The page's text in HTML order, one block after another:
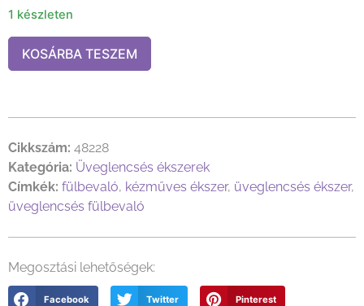
1 készleten
KOSÁRBA TESZEM
Cikkszám: 48228
Kategória: Üveglencsés ékszerek
Címkék: fülbevaló, kézműves ékszer, üveglencsés ékszer,
üveglencsés fülbevaló
Megosztási lehetőségek:
Facebook Twitter Pinterest